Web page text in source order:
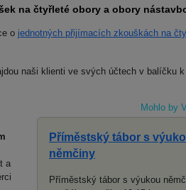
na čtyřleté obory a obory
o jednotných přijímacích zkouškách na
naši klienti ve svých účtech v balíčku
a
Mohlo by
Příměstský tábor s
němčiny
Příměstský tábor s výukou